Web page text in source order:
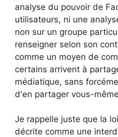
analyse du pouvoir de
utilisateurs, ni une
non sur un groupe
renseigner selon son
comme un moyen de
certains arrivent à
médiatique, sans
d'en partager vous-
Je rappelle juste que la
décrite comme une